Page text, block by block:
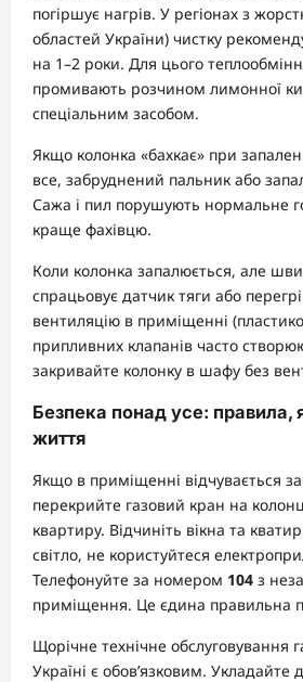
погіршує нагрів. У регіонах з
областей України) чистку
на 1–2 роки. Для цього
промивають розчином лимонної
спеціальним засобом.
Якщо колонка «бахкає» при
все, забруднений пальник або
Сажа і пил порушують нормальне
краще фахівцю.
Коли колонка запалюється, але
спрацьовує датчик тяги або
вентиляцію в приміщенні
припливних клапанів часто
закривайте колонку в шафу без
Безпека понад усе: правила,
життя
Якщо в приміщенні відчувається
перекрийте газовий кран на
квартиру. Відчиніть вікна та
світло, не користуйтеся
Телефонуйте за номером 104 з
приміщення. Це єдина правильна
Щорічне технічне обслуговування
Україні є обов’язковим. Укладайте